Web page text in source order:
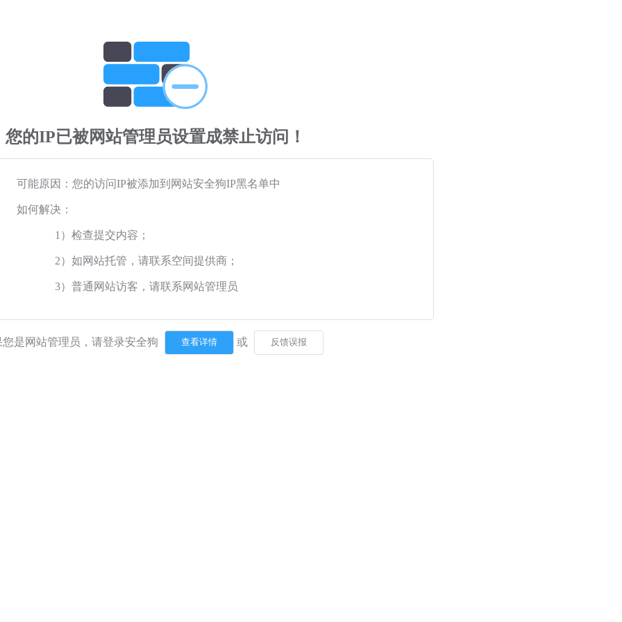
您的IP已被网站管理员设置成禁止访问！
可能原因：您的访问IP被添加到网站安全狗IP黑名单中
如何解决：
1）检查提交内容；
2）如网站托管，请联系空间提供商；
3）普通网站访客，请联系网站管理员
您是网站管理员，请登录安全狗 或